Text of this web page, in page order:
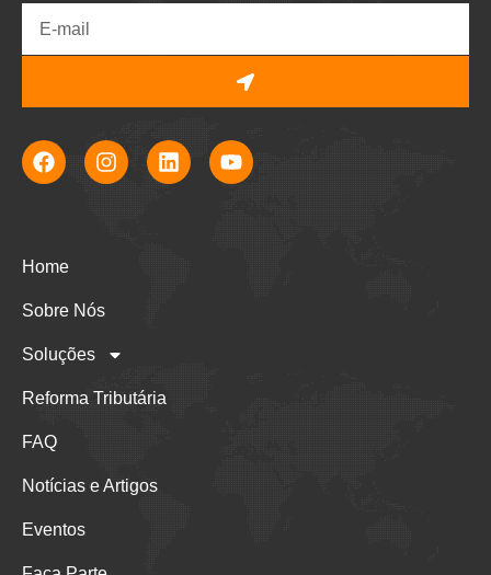
Home
Sobre Nós
Soluções
Reforma Tributária
FAQ
Notícias e Artigos
Eventos